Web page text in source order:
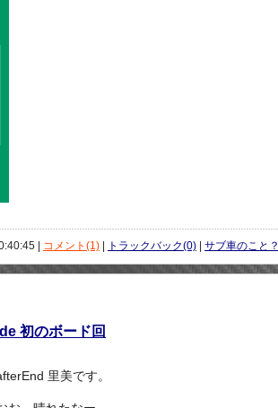
| コメント(1) | トラックバック(0) | サブ車のこと？
初のボード回
里美です。